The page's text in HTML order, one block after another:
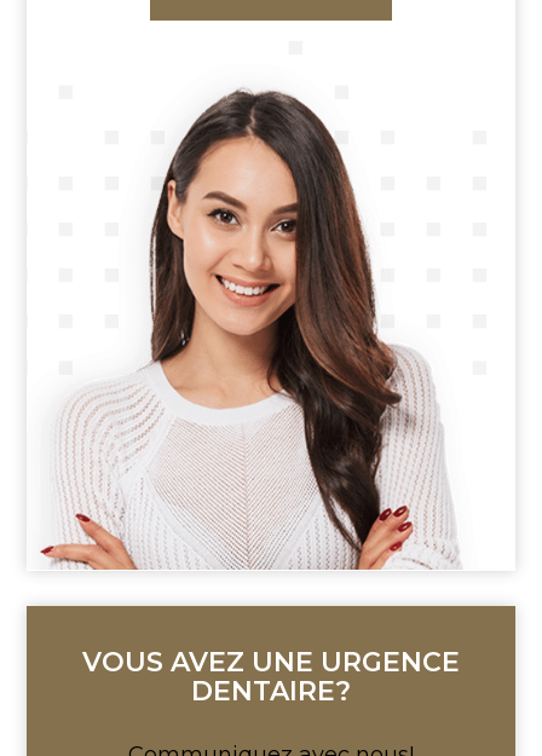
VOUS AVEZ UNE URGENCE
DENTAIRE?